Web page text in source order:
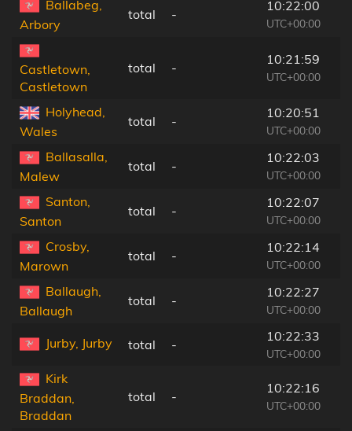
Ballabeg,
Arbory
total -
10:22:00
UTC+00:00
Castletown,
Castletown
total -
10:21:59
UTC+00:00
Holyhead,
Wales
total -
10:20:51
UTC+00:00
Ballasalla,
Malew
total -
10:22:03
UTC+00:00
Santon,
Santon
total -
10:22:07
UTC+00:00
Crosby,
Marown
total -
10:22:14
UTC+00:00
Ballaugh,
Ballaugh
total -
10:22:27
UTC+00:00
Jurby, Jurby total -
10:22:33
UTC+00:00
Kirk
Braddan,
Braddan
total -
10:22:16
UTC+00:00